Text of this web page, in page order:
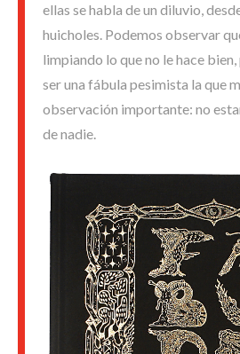
ellas se habla de un diluvio,
huicholes. Podemos observar
limpiando lo que no le hace
ser una fábula pesimista la que
observación importante: no
de nadie.